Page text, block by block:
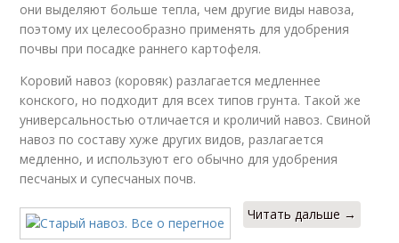
они выделяют больше тепла, чем другие виды навоза,
поэтому их целесообразно применять для удобрения
почвы при посадке раннего картофеля.
Коровий навоз (коровяк) разлагается медленнее
конского, но подходит для всех типов грунта. Такой же
универсальностью отличается и кроличий навоз. Свиной
навоз по составу хуже других видов, разлагается
медленно, и используют его обычно для удобрения
песчаных и супесчаных почв.
Читать дальше →